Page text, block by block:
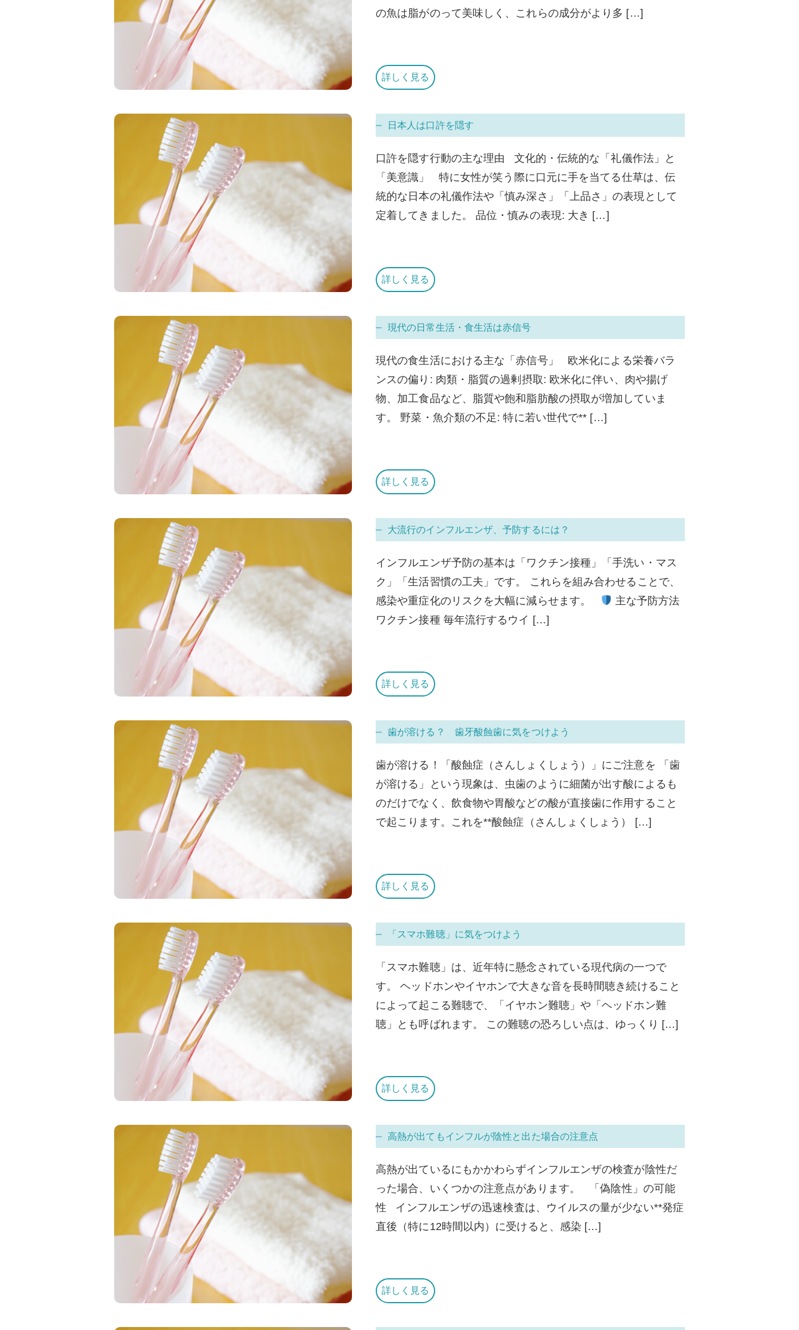
の魚は脂がのって美味しく、これらの成分がより多 […]
詳しく見る
日本人は口許を隠す
口許を隠す行動の主な理由 文化的・伝統的な「礼儀作法」と
「美意識」 特に女性が笑う際に口元に手を当てる仕草は、伝
統的な日本の礼儀作法や「慎み深さ」「上品さ」の表現として
定着してきました。 品位・慎みの表現: 大き […]
詳しく見る
現代の日常生活・食生活は赤信号
現代の食生活における主な「赤信号」 欧米化による栄養バラ
ンスの偏り: 肉類・脂質の過剰摂取: 欧米化に伴い、肉や揚げ
物、加工食品など、脂質や飽和脂肪酸の摂取が増加していま
す。 野菜・魚介類の不足: 特に若い世代で** […]
詳しく見る
大流行のインフルエンザ、予防するには？
インフルエンザ予防の基本は「ワクチン接種」「手洗い・マス
ク」「生活習慣の工夫」です。 これらを組み合わせることで、
感染や重症化のリスクを大幅に減らせます。
主な予防方法
ワクチン接種 毎年流行するウイ […]
詳しく見る
歯が溶ける？ 歯牙酸蝕歯に気をつけよう
歯が溶ける！「酸蝕症（さんしょくしょう）」にご注意を 「歯
が溶ける」という現象は、虫歯のように細菌が出す酸によるも
のだけでなく、飲食物や胃酸などの酸が直接歯に作用すること
で起こります。これを**酸蝕症（さんしょくしょう） […]
詳しく見る
「スマホ難聴」に気をつけよう
「スマホ難聴」は、近年特に懸念されている現代病の一つで
す。 ヘッドホンやイヤホンで大きな音を長時間聴き続けること
によって起こる難聴で、「イヤホン難聴」や「ヘッドホン難
聴」とも呼ばれます。 この難聴の恐ろしい点は、ゆっくり […]
詳しく見る
高熱が出てもインフルが陰性と出た場合の注意点
高熱が出ているにもかかわらずインフルエンザの検査が陰性だ
った場合、いくつかの注意点があります。 「偽陰性」の可能
性 インフルエンザの迅速検査は、ウイルスの量が少ない**発症
直後（特に12時間以内）に受けると、感染 […]
詳しく見る